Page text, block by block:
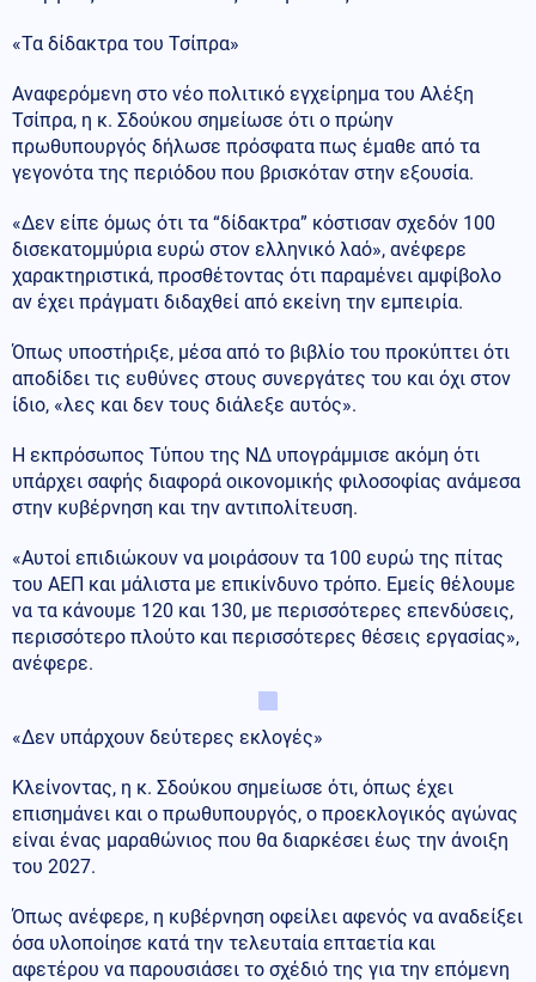
«Τα δίδακτρα του Τσίπρα»
Αναφερόμενη στο νέο πολιτικό εγχείρημα του Αλέξη
Τσίπρα, η κ. Σδούκου σημείωσε ότι ο πρώην
πρωθυπουργός δήλωσε πρόσφατα πως έμαθε από τα
γεγονότα της περιόδου που βρισκόταν στην εξουσία.
«Δεν είπε όμως ότι τα “δίδακτρα” κόστισαν σχεδόν 100
δισεκατομμύρια ευρώ στον ελληνικό λαό», ανέφερε
χαρακτηριστικά, προσθέτοντας ότι παραμένει αμφίβολο
αν έχει πράγματι διδαχθεί από εκείνη την εμπειρία.
Όπως υποστήριξε, μέσα από το βιβλίο του προκύπτει ότι
αποδίδει τις ευθύνες στους συνεργάτες του και όχι στον
ίδιο, «λες και δεν τους διάλεξε αυτός».
Η εκπρόσωπος Τύπου της ΝΔ υπογράμμισε ακόμη ότι
υπάρχει σαφής διαφορά οικονομικής φιλοσοφίας ανάμεσα
στην κυβέρνηση και την αντιπολίτευση.
«Αυτοί επιδιώκουν να μοιράσουν τα 100 ευρώ της πίτας
του ΑΕΠ και μάλιστα με επικίνδυνο τρόπο. Εμείς θέλουμε
να τα κάνουμε 120 και 130, με περισσότερες επενδύσεις,
περισσότερο πλούτο και περισσότερες θέσεις εργασίας»,
ανέφερε.
«Δεν υπάρχουν δεύτερες εκλογές»
Κλείνοντας, η κ. Σδούκου σημείωσε ότι, όπως έχει
επισημάνει και ο πρωθυπουργός, ο προεκλογικός αγώνας
είναι ένας μαραθώνιος που θα διαρκέσει έως την άνοιξη
του 2027.
Όπως ανέφερε, η κυβέρνηση οφείλει αφενός να αναδείξει
όσα υλοποίησε κατά την τελευταία επταετία και
αφετέρου να παρουσιάσει το σχέδιό της για την επόμενη